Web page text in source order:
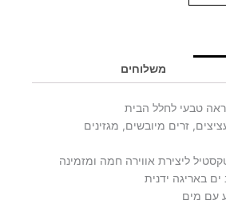
משלוחים
טבעי לחלל הבית
זרים מיובשים, מגזינים
ליצירת אווירה חמה ומזמינה
באריגה ידנית
עם מים